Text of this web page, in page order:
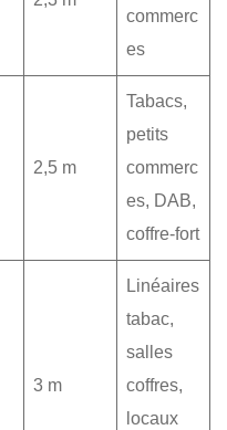
commerc
es
2,5 m
Tabacs,
petits
commerc
es, DAB,
coffre-fort
3 m
Linéaires
tabac,
salles
coffres,
locaux